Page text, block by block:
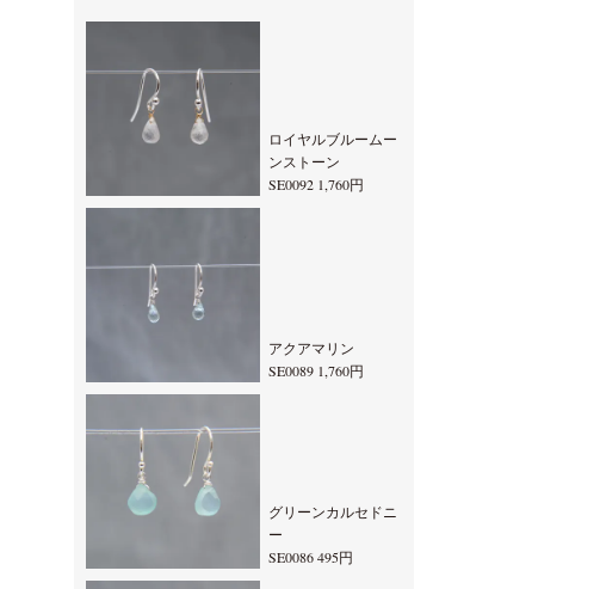
ロイヤルブルームー
ンストーン
SE0092 1,760円
アクアマリン
SE0089 1,760円
グリーンカルセドニ
ー
SE0086 495円